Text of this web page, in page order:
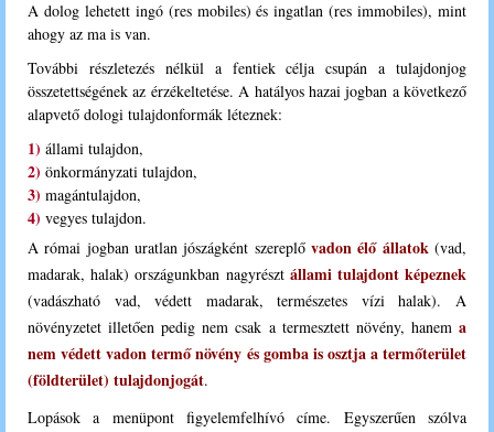
A dolog lehetett ingó (res mobiles) és ingatlan (res immobiles), mint
ahogy az ma is van.
További részletezés nélkül a fentiek célja csupán a tulajdonjog
összetettségének az érzékeltetése. A hatályos hazai jogban a következő
alapvető dologi tulajdonformák léteznek:
1) állami tulajdon,
2) önkormányzati tulajdon,
3) magántulajdon,
4) vegyes tulajdon.
A római jogban uratlan jószágként szereplő vadon élő állatok(vad,
madarak, halak) országunkban nagyrészt állami tulajdont képeznek
(vadászható vad, védett madarak, természetes vízi halak). A
növényzetet illetően pedig nem csak a termesztett növény, hanem a
nem védett vadon termő növény és gomba isosztja a termőterület
(földterület) tulajdonjogát.
Lopások a menüpont figyelemfelhívó címe. Egyszerűen szólva